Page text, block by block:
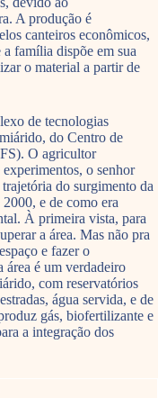
A produção é
canteiros econômicos,
família dispõe em sua
o material a partir de
de tecnologias
do Centro de
O agricultor
o senhor
do surgimento da
e de como era
À primeira vista, para
a área. Mas não pra
e fazer o
área é um verdadeiro
com reservatórios
água servida, e de
gás, biofertilizante e
a integração dos